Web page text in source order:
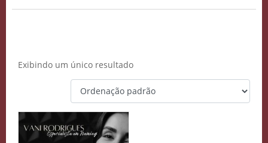
Exibindo um único resultado